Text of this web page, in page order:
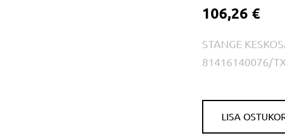
106,26 €
STANGE
81416140076/
LISA